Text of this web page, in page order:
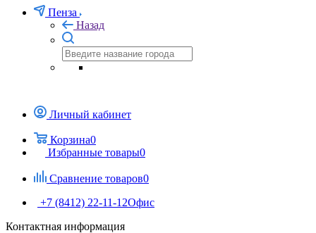
Пенза
Назад
Личный кабинет
Корзина0
Избранные товары0
Сравнение товаров0
+7 (8412) 22-11-12Офис
Контактная информация